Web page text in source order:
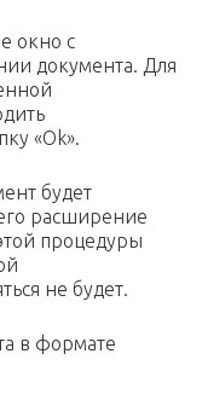
окно с
документа. Для
«Ok».
будет
расширение
процедуры
не будет.
в формате